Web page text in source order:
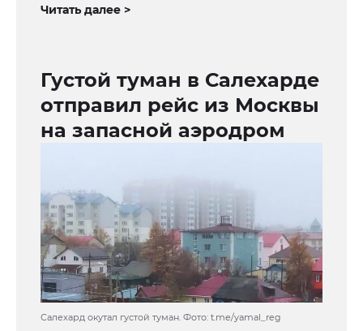
Читать далее >
Густой туман в Салехарде
отправил рейс из Москвы
на запасной аэродром
Салехард окутал густой туман. Фото: t.me/yamal_reg